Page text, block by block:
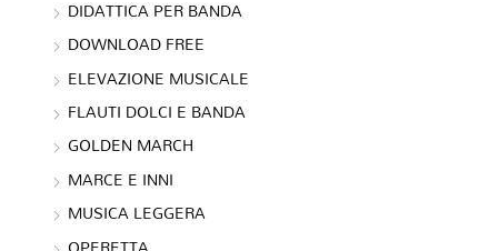
DIDATTICA PER BANDA
DOWNLOAD FREE
ELEVAZIONE MUSICALE
FLAUTI DOLCI E BANDA
GOLDEN MARCH
MARCE E INNI
MUSICA LEGGERA